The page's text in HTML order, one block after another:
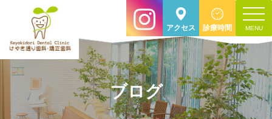
アクセス 診療時間
toggle
ブログ